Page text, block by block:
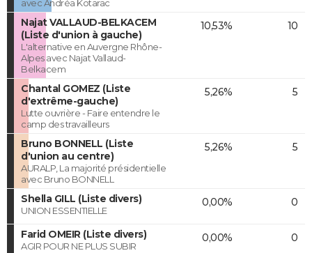
avec Andréa Kotarac
Najat VALLAUD-BELKACEM
(Liste d'union à gauche)
L'alternative en Auvergne Rhône-
Alpes avec Najat Vallaud-
Belkacem
10,53% 10
Chantal GOMEZ (Liste
d'extrême-gauche)
Lutte ouvrière - Faire entendre le
camp des travailleurs
5,26% 5
Bruno BONNELL (Liste
d'union au centre)
AURALP, La majorité présidentielle
avec Bruno BONNELL
5,26% 5
Shella GILL (Liste divers)
UNION ESSENTIELLE
0,00% 0
Farid OMEIR (Liste divers)
AGIR POUR NE PLUS SUBIR
0,00% 0